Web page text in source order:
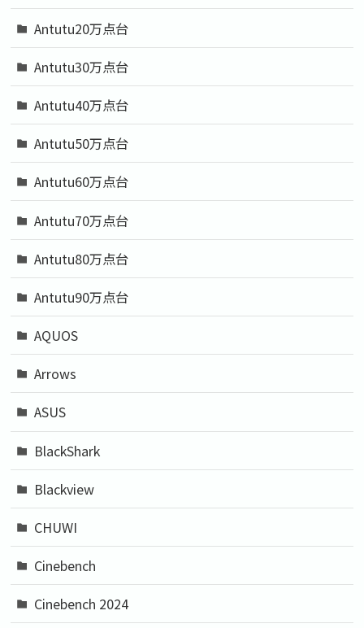
Antutu20万点台
Antutu30万点台
Antutu40万点台
Antutu50万点台
Antutu60万点台
Antutu70万点台
Antutu80万点台
Antutu90万点台
AQUOS
Arrows
ASUS
BlackShark
Blackview
CHUWI
Cinebench
Cinebench 2024